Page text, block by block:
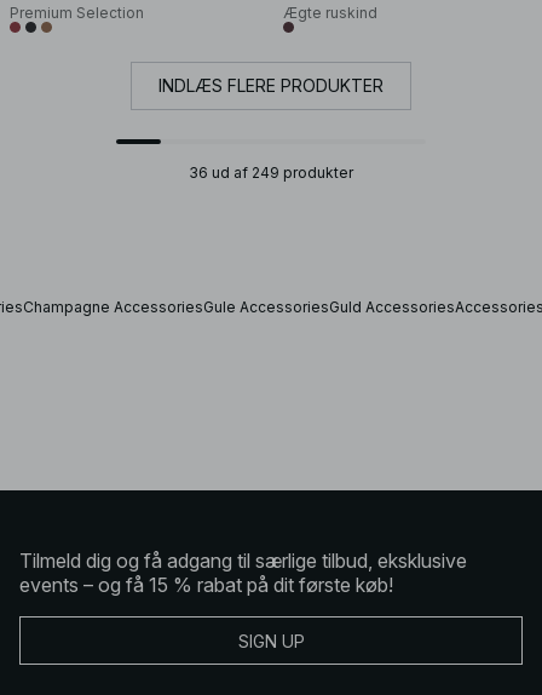
Premium Selection
Ægte ruskind
INDLÆS FLERE PRODUKTER
36 ud af 249 produkter
Champagne AccessoriesGule AccessoriesGuld Accessories
Tilmeld dig og få adgang til særlige tilbud, eksklusive
events – og få 15 % rabat på dit første køb!
SIGN UP